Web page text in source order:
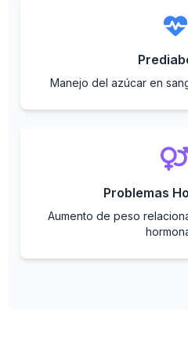
Manejo del azúcar en
Problemas
Aumento de peso